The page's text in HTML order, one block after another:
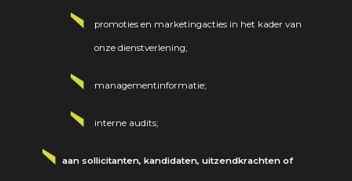
promoties en marketingacties in het kader van
onze dienstverlening;
managementinformatie;
interne audits;
aan sollicitanten, kandidaten, uitzendkrachten of